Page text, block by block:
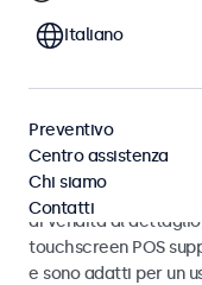
Monitor e
Scopri i nostri
progettati per
di vendita al
touchscreen POS
e sono adatti per un
Italiano
Preventivo
Centro assistenza
Chi siamo
Contatti